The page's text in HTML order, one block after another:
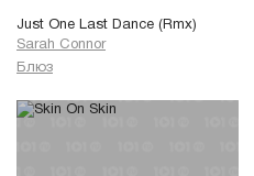
Just One Last Dance (Rmx)
Sarah Connor
Блюз